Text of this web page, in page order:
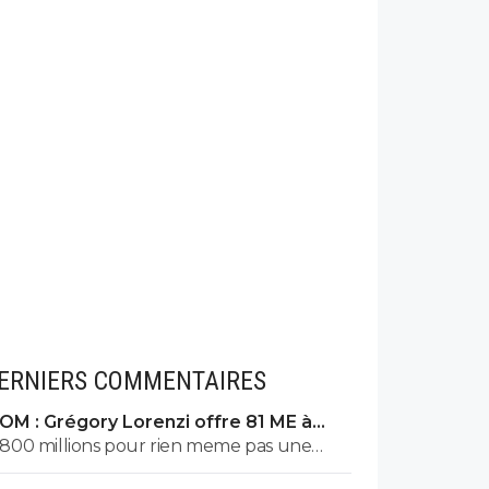
COMMENTAIRES
OM : Grégory Lorenzi offre 81 ME à
Frank McCourt
800 millions pour rien meme pas une
coupe de france ou coupe a guignol c3